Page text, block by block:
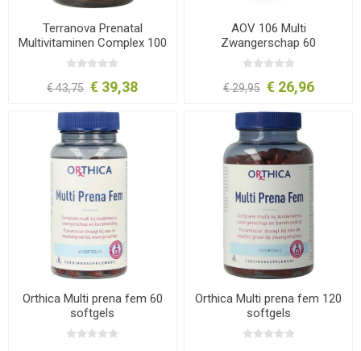
Terranova Prenatal
Multivitaminen Complex 100
capsules
€ 43,75 € 39,38
AOV 106 Multi
Zwangerschap 60
vegacapsules
€ 29,95 € 26,96
Orthica Multi prena fem 60
softgels
Orthica Multi prena fem 120
softgels